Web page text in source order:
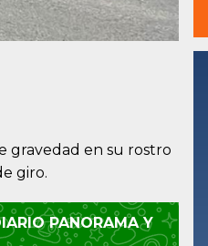
gravedad en su rostro
giro.
PANORAMA Y